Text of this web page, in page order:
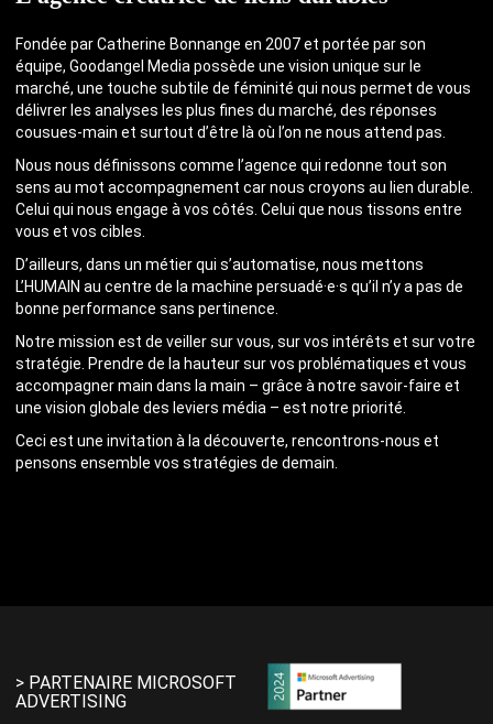
Fondée par Catherine Bonnange en 2007 et portée par son
équipe, Goodangel Media possède une vision unique sur le
marché, une touche subtile de féminité qui nous permet de vous
délivrer les analyses les plus fines du marché, des réponses
cousues-main et surtout d’être là où l’on ne nous attend pas.
Nous nous définissons comme l’agence qui redonne tout son
sens au mot accompagnement car nous croyons au lien durable.
Celui qui nous engage à vos côtés. Celui que nous tissons entre
vous et vos cibles.
D’ailleurs, dans un métier qui s’automatise, nous mettons
L’HUMAIN au centre de la machine persuadé·e·s qu’il n’y a pas de
bonne performance sans pertinence.
Notre mission est de veiller sur vous, sur vos intérêts et sur votre
stratégie. Prendre de la hauteur sur vos problématiques et vous
accompagner main dans la main – grâce à notre savoir-faire et
une vision globale des leviers média – est notre priorité.
Ceci est une invitation à la découverte, rencontrons-nous et
pensons ensemble vos stratégies de demain.
> PARTENAIRE MICROSOFT
ADVERTISING